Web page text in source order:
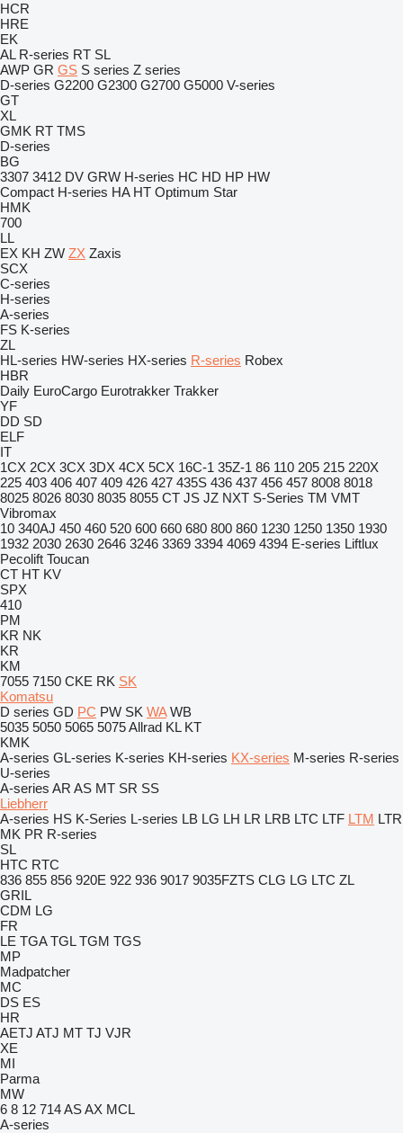
HCR
HRE
EK
AL R-series RT SL
AWP GR GS S series Z series
D-series G2200 G2300 G2700 G5000 V-series
GT
XL
GMK RT TMS
D-series
BG
3307 3412 DV GRW H-series HC HD HP HW
Compact H-series HA HT Optimum Star
HMK
700
LL
EX KH ZW ZX Zaxis
SCX
C-series
H-series
A-series
FS K-series
ZL
HL-series HW-series HX-series R-series Robex
HBR
Daily EuroCargo Eurotrakker Trakker
YF
DD SD
ELF
IT
1CX 2CX 3CX 3DX 4CX 5CX 16C-1 35Z-1 86 110 205 215 220X
225 403 406 407 409 426 427 435S 436 437 456 457 8008 8018
8025 8026 8030 8035 8055 CT JS JZ NXT S-Series TM VMT
Vibromax
10 340AJ 450 460 520 600 660 680 800 860 1230 1250 1350 1930
1932 2030 2630 2646 3246 3369 3394 4069 4394 E-series Liftlux
Pecolift Toucan
CT HT KV
SPX
410
PM
KR NK
KR
KM
7055 7150 CKE RK SK
Komatsu
D series GD PC PW SK WA WB
5035 5050 5065 5075Allrad KL KT
KMK
A-series GL-series K-series KH-series KX-series M-series R-series
U-series
A-series AR AS MT SR SS
Liebherr
A-series HS K-Series L-series LB LG LH LR LRB LTC LTF LTM LTR
MK PR R-series
SL
HTC RTC
836 855 856 920E 922 936 9017 9035FZTS CLG LG LTC ZL
GRIL
CDM LG
FR
LE TGA TGL TGM TGS
MP
Madpatcher
MC
DS ES
HR
AETJ ATJ MT TJ VJR
XE
MI
Parma
MW
6 8 12 714ASAX MCL
A-series